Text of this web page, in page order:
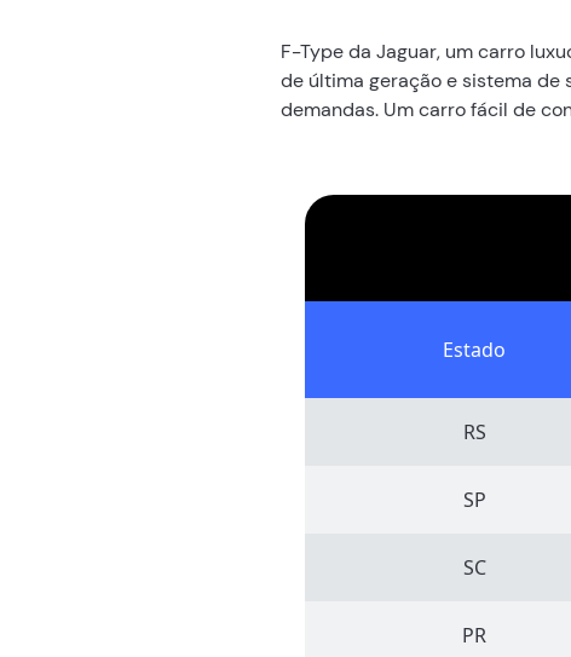
F-Type da Jaguar, um carro
de última geração e sistema de
demandas. Um carro fácil de
Estado
RS
SP
SC
PR